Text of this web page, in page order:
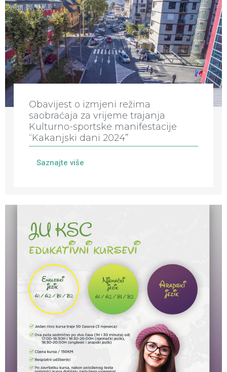
Obavijest o izmjeni režima
saobraćaja za vrijeme trajanja
Kulturno-sportske manifestacije
“Kakanjski dani 2024”
Saznajte više